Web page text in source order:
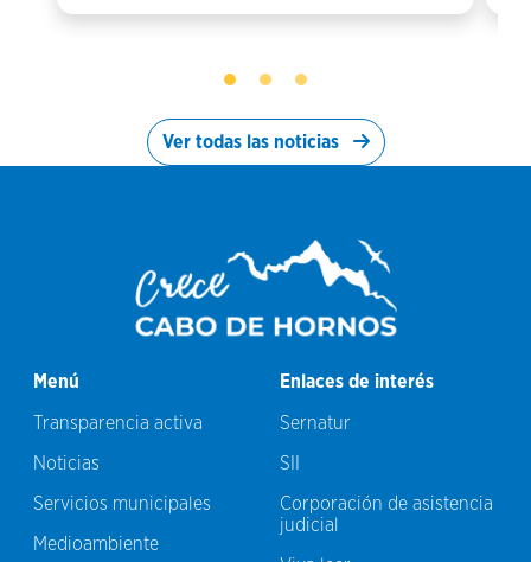
Ver todas las noticias
Menú
Transparencia activa
Noticias
Servicios municipales
Medioambiente
Enlaces de interés
Sernatur
SII
Corporación de asistencia
judicial